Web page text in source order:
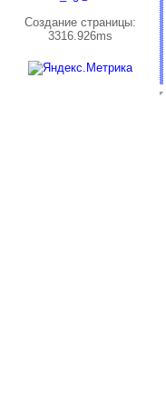
Cоздание страницы:
3316.926ms